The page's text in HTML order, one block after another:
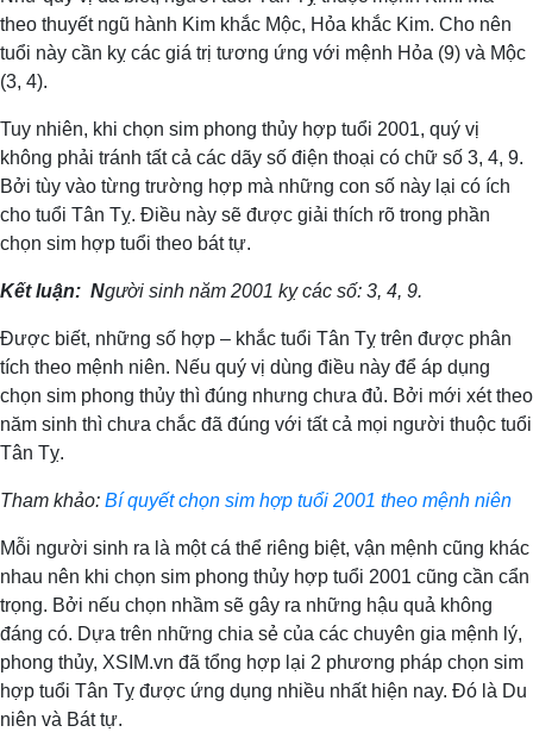
theo thuyết ngũ hành Kim khắc Mộc, Hỏa khắc Kim. Cho nên
tuổi này cần kỵ các giá trị tương ứng với mệnh Hỏa (9) và Mộc
(3, 4).
Tuy nhiên, khi chọn sim phong thủy hợp tuổi 2001, quý vị
không phải tránh tất cả các dãy số điện thoại có chữ số 3, 4, 9.
Bởi tùy vào từng trường hợp mà những con số này lại có ích
cho tuổi Tân Tỵ. Điều này sẽ được giải thích rõ trong phần
chọn sim hợp tuổi theo bát tự.
Kết luận: Người sinh năm 2001 kỵ các số: 3, 4, 9.
Được biết, những số hợp – khắc tuổi Tân Tỵ trên được phân
tích theo mệnh niên. Nếu quý vị dùng điều này để áp dụng
chọn sim phong thủy thì đúng nhưng chưa đủ. Bởi mới xét theo
năm sinh thì chưa chắc đã đúng với tất cả mọi người thuộc tuổi
Tân Tỵ.
Tham khảo: Bí quyết chọn sim hợp tuổi 2001 theo mệnh niên
Mỗi người sinh ra là một cá thể riêng biệt, vận mệnh cũng khác
nhau nên khi chọn sim phong thủy hợp tuổi 2001 cũng cần cẩn
trọng. Bởi nếu chọn nhầm sẽ gây ra những hậu quả không
đáng có. Dựa trên những chia sẻ của các chuyên gia mệnh lý,
phong thủy, XSIM.vn đã tổng hợp lại 2 phương pháp chọn sim
hợp tuổi Tân Tỵ được ứng dụng nhiều nhất hiện nay. Đó là Du
niên và Bát tự.